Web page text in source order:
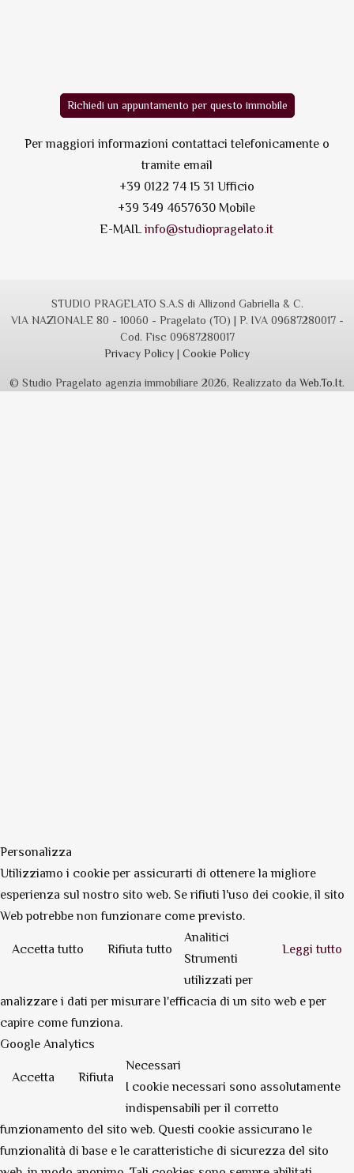
Richiedi un appuntamento per questo immobile
Per maggiori informazioni contattaci telefonicamente o
tramite email
+39 0122 74 15 31 Ufficio
+39 349 4657630 Mobile
E-MAILinfo@studiopragelato.it
STUDIO PRAGELATO S.A.S di Allizond Gabriella & C.
VIA NAZIONALE 80 - 10060 - Pragelato (TO) | P. IVA 09687280017 -
Cod. Fisc 09687280017
Privacy Policy | Cookie Policy
© Studio Pragelato agenzia immobiliare 2026, Realizzato da Web.To.It.
Personalizza
Utilizziamo i cookie per assicurarti di ottenere la migliore
esperienza sul nostro sito web. Se rifiuti l'uso dei cookie, il sito
Web potrebbe non funzionare come previsto.
Accetta tutto Rifiuta tutto Leggi tutto
Analitici
Strumenti
utilizzati per
analizzare i dati per misurare l'efficacia di un sito web e per
capire come funziona.
Google Analytics
Accetta Rifiuta
Necessari
I cookie necessari sono assolutamente
indispensabili per il corretto
funzionamento del sito web. Questi cookie assicurano le
funzionalità di base e le caratteristiche di sicurezza del sito